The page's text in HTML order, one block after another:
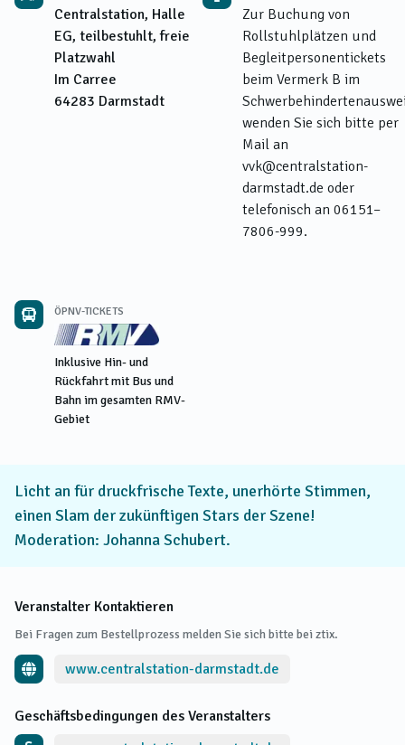
Centralstation, Halle
EG, teilbestuhlt, freie
Platzwahl
Im Carree
64283 Darmstadt
Zur Buchung von
Rollstuhlplätzen und
Begleitpersonentickets
beim Vermerk B im
wenden Sie sich bitte per
Mail an
vvk@centralstation-
darmstadt.de oder
telefonisch an 06151–
7806-999.
ÖPNV-TICKETS
Inklusive Hin- und
Rückfahrt mit Bus und
Bahn im gesamten RMV-
Gebiet
Licht an für druckfrische Texte, unerhörte Stimmen,
einen Slam der zukünftigen Stars der Szene!
Moderation: Johanna Schubert.
Veranstalter Kontaktieren
Bei Fragen zum Bestellprozess melden Sie sich bitte bei ztix.
www.centralstation-darmstadt.de
Geschäftsbedingungen des Veranstalters